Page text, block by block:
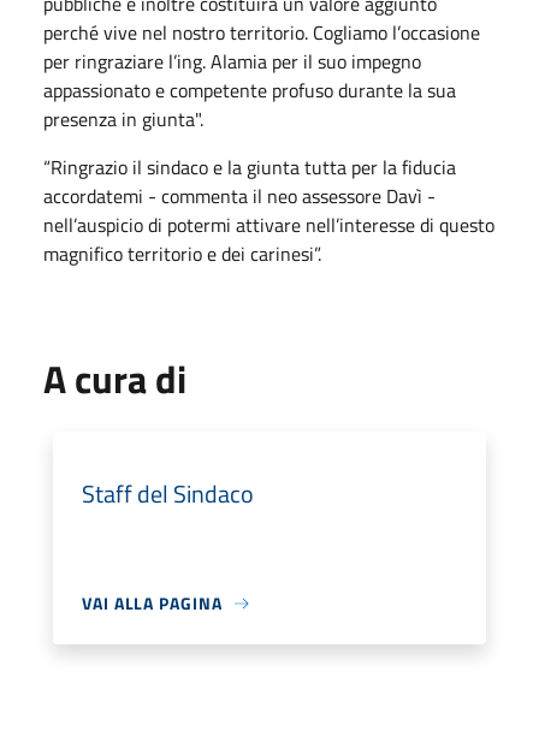
perché vive nel nostro territorio. Cogliamo l’occasione
per ringraziare l’ing. Alamia per il suo impegno
appassionato e competente profuso durante la sua
presenza in giunta".
“Ringrazio il sindaco e la giunta tutta per la fiducia
accordatemi - commenta il neo assessore Davì -
nell’auspicio di potermi attivare nell’interesse di questo
magnifico territorio e dei carinesi”.
A cura di
Staff del Sindaco
VAI ALLA PAGINA